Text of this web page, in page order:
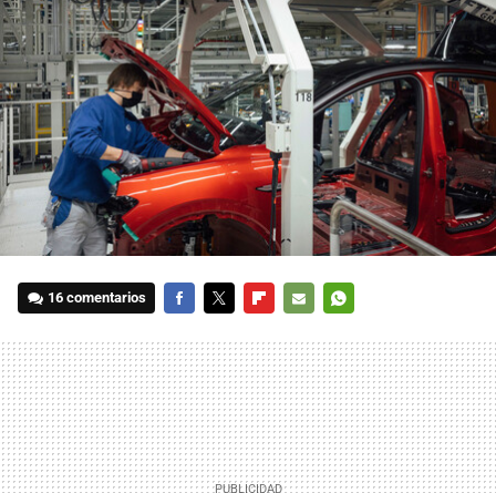
16 comentarios
MAIL